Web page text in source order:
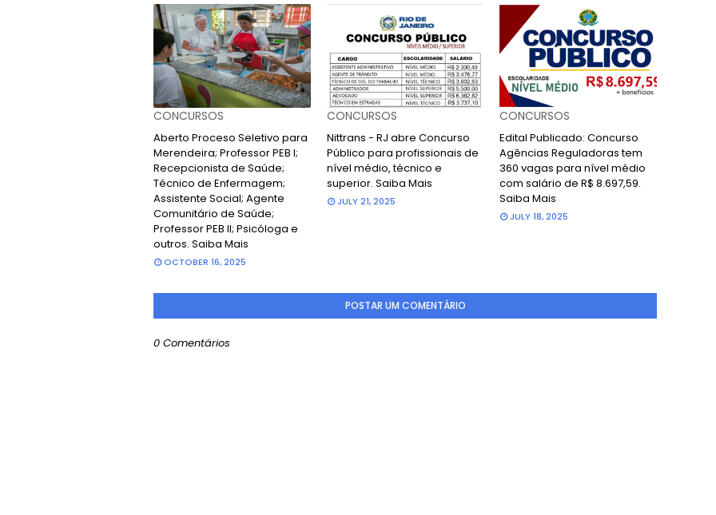
CONCURSOS
Aberto Proceso Seletivo para
Merendeira; Professor PEB I;
Recepcionista de Saúde;
Técnico de Enfermagem;
Assistente Social; Agente
Comunitário de Saúde;
Professor PEB II; Psicóloga e
outros. Saiba Mais
OCTOBER 16, 2025
CONCURSOS
Nittrans - RJ abre Concurso
Público para profissionais de
nível médio, técnico e
superior. Saiba Mais
JULY 21, 2025
CONCURSOS
Edital Publicado: Concurso
Agências Reguladoras tem
360 vagas para nível médio
com salário de R$ 8.697,59.
Saiba Mais
JULY 18, 2025
POSTAR UM COMENTÁRIO
0 Comentários